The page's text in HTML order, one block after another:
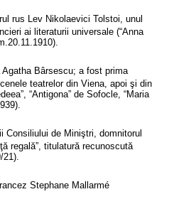
rus Lev Nikolaevici Tolstoi, unul
ai literaturii universale (“Anna
Bârsescu; a fost prima
teatrelor din Viena, apoi şi din
“Antigona” de Sofocle, “Maria
Consiliului de Miniştri, domnitorul
regală”, titulatură recunoscută
21).
Stephane Mallarmé